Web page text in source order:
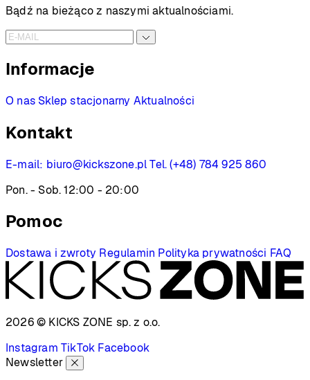
Bądź na bieżąco z naszymi aktualnościami.
Informacje
O nas Sklep stacjonarny Aktualności
Kontakt
E-mail: biuro@kickszone.pl Tel. (+48) 784 925 860
Pon. - Sob. 12:00 - 20:00
Pomoc
Dostawa i zwroty Regulamin Polityka prywatności FAQ
2026 © KICKS ZONE sp. z o.o.
Instagram TikTok Facebook
Newsletter